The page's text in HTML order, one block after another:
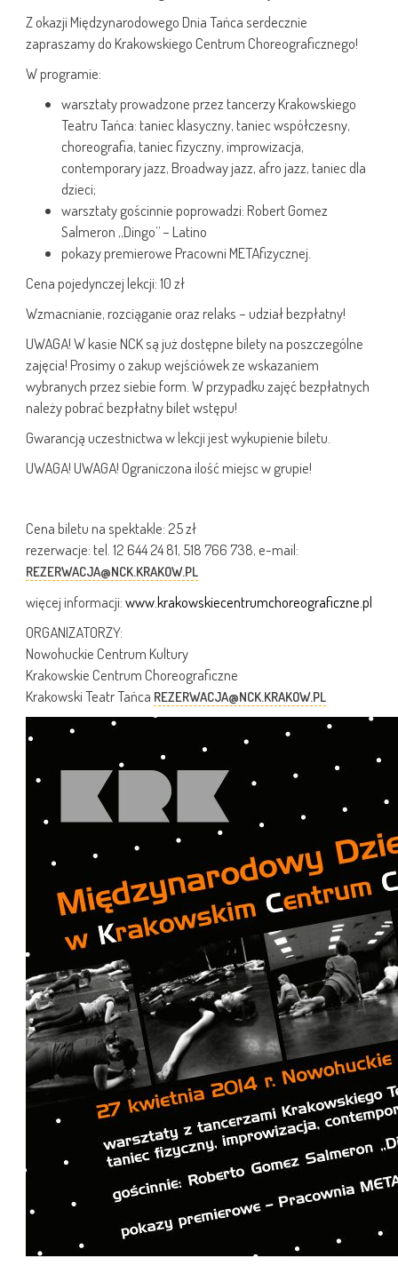
Z okazji Międzynarodowego Dnia Tańca serdecznie
zapraszamy do Krakowskiego Centrum Choreograficznego!
W programie:
warsztaty prowadzone przez tancerzy Krakowskiego
Teatru Tańca: taniec klasyczny, taniec współczesny,
choreografia, taniec fizyczny, improwizacja,
contemporary jazz, Broadway jazz, afro jazz, taniec dla
dzieci;
warsztaty gościnnie poprowadzi: Robert Gomez
Salmeron „Dingo” – Latino
pokazy premierowe Pracowni METAfizycznej.
Cena pojedynczej lekcji: 10 zł
Wzmacnianie, rozciąganie oraz relaks – udział bezpłatny!
UWAGA! W kasie NCK są już dostępne bilety na poszczególne
zajęcia! Prosimy o zakup wejściówek ze wskazaniem
wybranych przez siebie form. W przypadku zajęć bezpłatnych
należy pobrać bezpłatny bilet wstępu!
Gwarancją uczestnictwa w lekcji jest wykupienie biletu.
UWAGA! UWAGA! Ograniczona ilość miejsc w grupie!
Cena biletu na spektakle: 25 zł
rezerwacje: tel. 12 644 24 81, 518 766 738, e-mail:
REZERWACJA@NCK.KRAKOW.PL
więcej informacji:www.krakowskiecentrumchoreograficzne.pl
ORGANIZATORZY:
Nowohuckie Centrum Kultury
Krakowskie Centrum Choreograficzne
Krakowski Teatr Tańca REZERWACJA@NCK.KRAKOW.PL